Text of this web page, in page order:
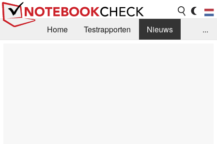
Home Testrapporten
Nieuws
...